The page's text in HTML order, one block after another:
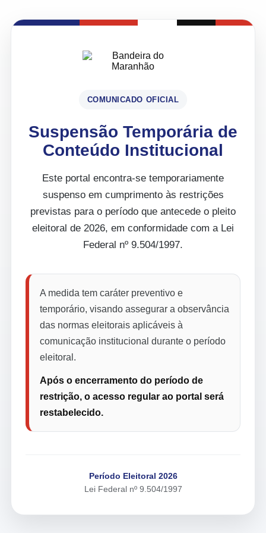
COMUNICADO OFICIAL
Suspensão Temporária de
Conteúdo Institucional
Este portal encontra-se temporariamente
suspenso em cumprimento às restrições
previstas para o período que antecede o pleito
eleitoral de 2026, em conformidade com a Lei
Federal nº 9.504/1997.
A medida tem caráter preventivo e
temporário, visando assegurar a observância
das normas eleitorais aplicáveis à
comunicação institucional durante o período
eleitoral.
Após o encerramento do período de
restrição, o acesso regular ao portal será
restabelecido.
Período Eleitoral 2026
Lei Federal nº 9.504/1997